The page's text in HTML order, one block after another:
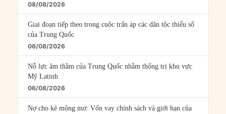
08/08/2026
Giai đoạn tiếp theo trong cuộc trấn áp các dân tộc thiểu số
của Trung Quốc
06/08/2026
Nỗ lực âm thầm của Trung Quốc nhằm thống trị khu vực
Mỹ Latinh
06/08/2026
Nợ cho kẻ mộng mơ: Vốn vay chính sách và giới hạn của